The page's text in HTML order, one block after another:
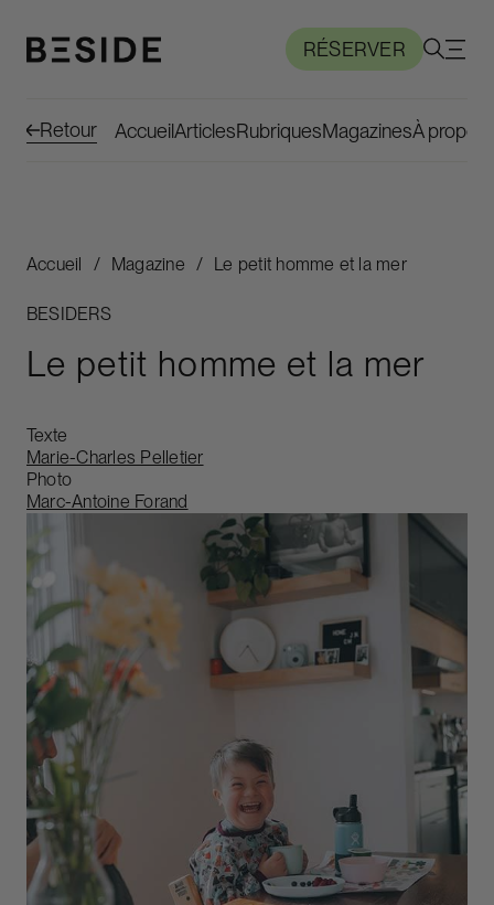
RÉSERVER
Retour AccueilArticlesRubriquesMagazinesÀ propos
Accueil / Magazine / Le petit homme et la mer
BESIDERS
Le petit homme et la mer
Texte
Marie-Charles Pelletier
Photo
Marc-Antoine Forand